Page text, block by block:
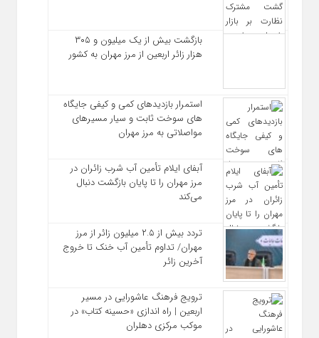
بازگشت بیش از یک میلیون و ۳۰۵
هزار زائر اربعین از مرز مهران به کشور
استمرار بازدیدهای کمی و کیفی جایگاه‌
های سوخت ثابت و سیار مسیرهای
مواصلاتی به مرز مهران
آبفای ایلام تأمین آب شرب زائران در
مرز مهران را تا پایان بازگشت دنبال
می‌کند
تردد بیش از ۲.۵ میلیون زائر از مرز
مهران/ تداوم تأمین آب خنک تا خروج
آخرین زائر
ترویج فرهنگ عاشورایی در مسیر
اربعین | راه‌ اندازی «حسینه کتاب» در
موکب مرکزی دهلران